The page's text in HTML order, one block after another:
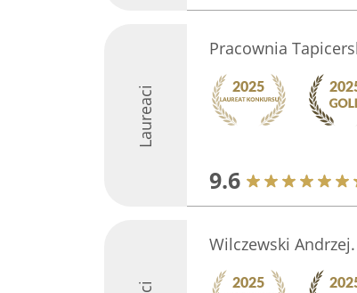
Laureaci
Pracownia
9.6
Wilczewski